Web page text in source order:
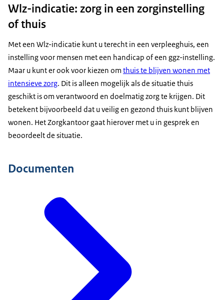
Wlz-indicatie: zorg in een zorginstelling
of thuis
Met een Wlz-indicatie kunt u terecht in een verpleeghuis, een
instelling voor mensen met een handicap of een ggz-instelling.
Maar u kunt er ook voor kiezen om thuis te blijven wonen met
intensieve zorg. Dit is alleen mogelijk als de situatie thuis
geschikt is om verantwoord en doelmatig zorg te krijgen. Dit
betekent bijvoorbeeld dat u veilig en gezond thuis kunt blijven
wonen. Het Zorgkantoor gaat hierover met u in gesprek en
beoordeelt de situatie.
Documenten